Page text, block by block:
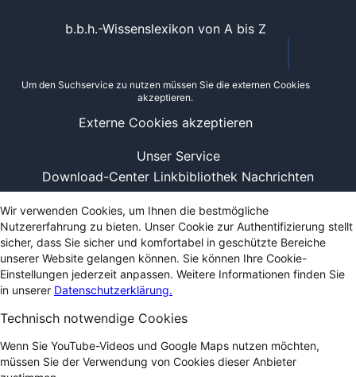
Unser Service
Download-Center Linkbibliothek Nachrichten
b.b.h.-Wissenslexikon von A bis Z
Um den Suchservice zu nutzen müssen Sie die externen Cookies
akzeptieren.
Externe Cookies akzeptieren
Wir verwenden Cookies, um Ihnen die bestmögliche
Nutzererfahrung zu bieten. Unser Cookie zur Authentifizierung stellt
sicher, dass Sie sicher und komfortabel in geschützte Bereiche
unserer Website gelangen können. Sie können Ihre Cookie-
Einstellungen jederzeit anpassen. Weitere Informationen finden Sie
in unserer Datenschutzerklärung.
Technisch notwendige Cookies
Wenn Sie YouTube-Videos und Google Maps nutzen möchten,
müssen Sie der Verwendung von Cookies dieser Anbieter